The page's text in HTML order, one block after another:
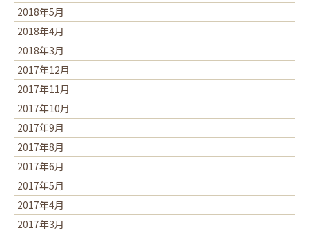
2018年5月
2018年4月
2018年3月
2017年12月
2017年11月
2017年10月
2017年9月
2017年8月
2017年6月
2017年5月
2017年4月
2017年3月